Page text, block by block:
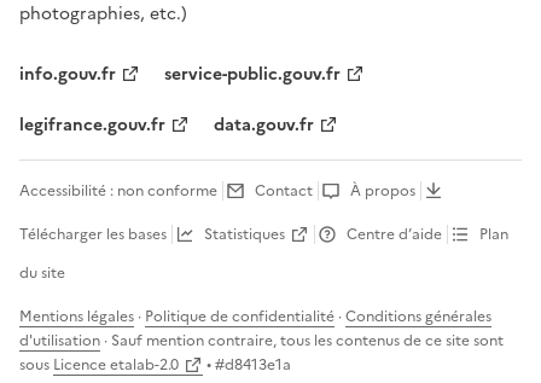
photographies, etc.)
info.gouv.fr
service-public.gouv.fr
legifrance.gouv.fr
data.gouv.fr
Accessibilité : non conforme Contact
À propos
Télécharger les bases
Statistiques Centre d’aide
Plan
du site
Mentions légales · Politique de confidentialité ·Conditions générales
d'utilisation · Sauf mention contraire, tous les contenus de ce site sont
sous Licence etalab-2.0 • #d8413e1a